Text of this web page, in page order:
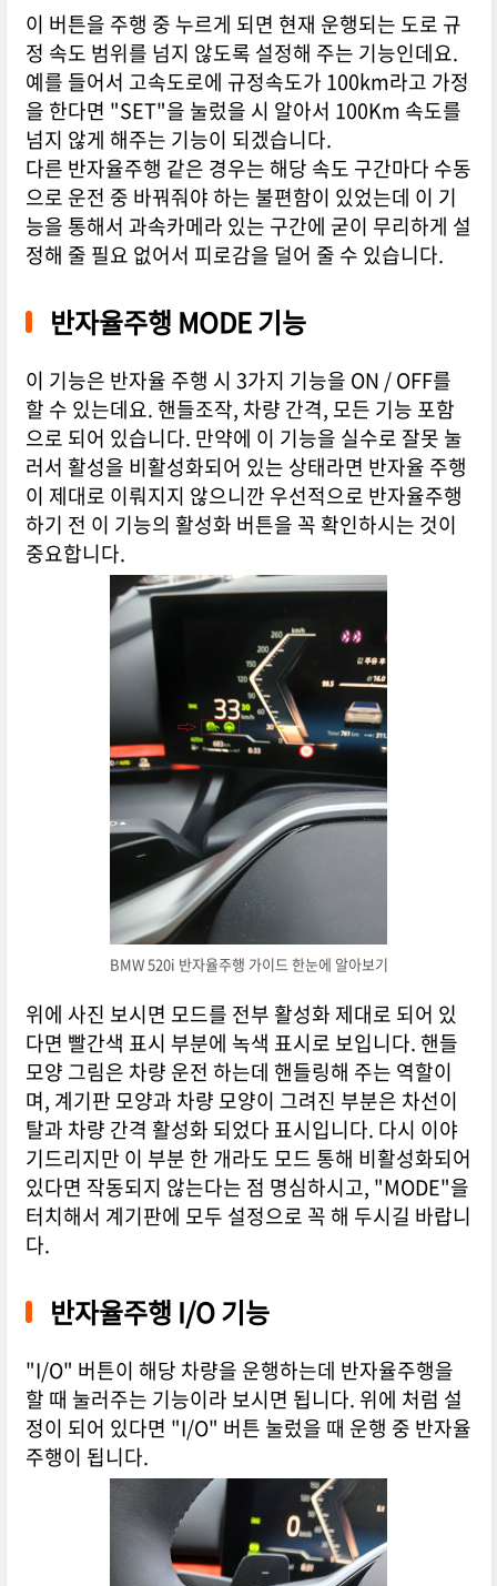
이 버튼을 주행 중 누르게 되면 현재 운행되는 도로 규
정 속도 범위를 넘지 않도록 설정해 주는 기능인데요.
예를 들어서 고속도로에 규정속도가 100km라고 가정
을 한다면 "SET"을 눌렀을 시 알아서 100Km 속도를
넘지 않게 해주는 기능이 되겠습니다.
다른 반자율주행 같은 경우는 해당 속도 구간마다 수동
으로 운전 중 바꿔줘야 하는 불편함이 있었는데 이 기
능을 통해서 과속카메라 있는 구간에 굳이 무리하게 설
정해 줄 필요 없어서 피로감을 덜어 줄 수 있습니다.
반자율주행 MODE 기능
이 기능은 반자율 주행 시 3가지 기능을 ON / OFF를
할 수 있는데요. 핸들조작, 차량 간격, 모든 기능 포함
으로 되어 있습니다. 만약에 이 기능을 실수로 잘못 눌
러서 활성을 비활성화되어 있는 상태라면 반자율 주행
이 제대로 이뤄지지 않으니깐 우선적으로 반자율주행
하기 전 이 기능의 활성화 버튼을 꼭 확인하시는 것이
중요합니다.
BMW 520i 반자율주행 가이드 한눈에 알아보기
위에 사진 보시면 모드를 전부 활성화 제대로 되어 있
다면 빨간색 표시 부분에 녹색 표시로 보입니다. 핸들
모양 그림은 차량 운전 하는데 핸들링해 주는 역할이
며, 계기판 모양과 차량 모양이 그려진 부분은 차선이
탈과 차량 간격 활성화 되었다 표시입니다. 다시 이야
기드리지만 이 부분 한 개라도 모드 통해 비활성화되어
있다면 작동되지 않는다는 점 명심하시고, "MODE"을
터치해서 계기판에 모두 설정으로 꼭 해 두시길 바랍니
다.
반자율주행 I/O 기능
"I/O" 버튼이 해당 차량을 운행하는데 반자율주행을
할 때 눌러주는 기능이라 보시면 됩니다. 위에 처럼 설
정이 되어 있다면 "I/O" 버튼 눌렀을 때 운행 중 반자율
주행이 됩니다.